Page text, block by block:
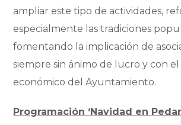
ampliar este tipo de actividades,
especialmente las tradiciones
fomentando la implicación de
siempre sin ánimo de lucro y con
económico del Ayuntamiento.
Programación ‘Navidad en